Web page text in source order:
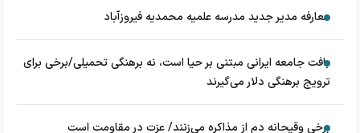
معارفه مدیر جدید مدرسه علمیه محمدیه فیروزآباد
بافت جامعه ایرانی مبتنی بر حیا است، نه برهنگی تحمیلی/برخی برای
ترویج برهنگی دلار می‌گیرند
برخی وقیحانه دم از مذاکره می‌زنند/ عزت در مقاومت است